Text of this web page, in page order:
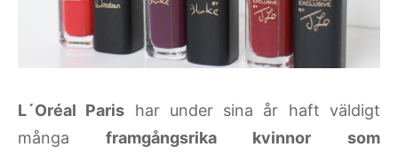
L´Oréal Paris har under sina år haft väldigt
många framgångsrika kvinnor som